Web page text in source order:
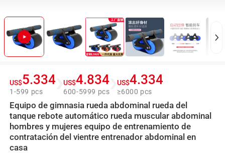
US$5.334
1-599 pcs
US$4.834
600-5999 pcs
US$4.334
≥6000 pcs
Equipo de gimnasia rueda abdominal rueda del
tanque rebote automático rueda muscular abdominal
hombres y mujeres equipo de entrenamiento de
contratación del vientre entrenador abdominal en
casa